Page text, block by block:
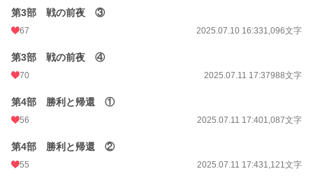
第3部 戦の前夜 ③
67 2025.07.10 16:331,096文字
第3部 戦の前夜 ④
70 2025.07.11 17:37988文字
第4部 勝利と帰還 ①
56 2025.07.11 17:401,087文字
第4部 勝利と帰還 ②
55 2025.07.11 17:431,121文字